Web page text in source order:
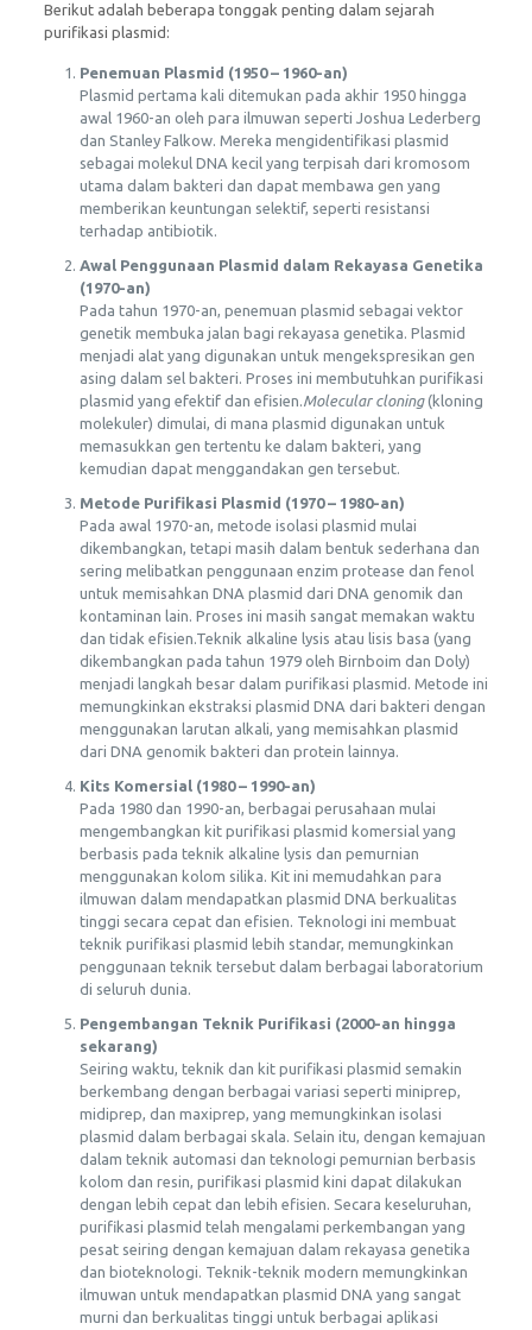
Berikut adalah beberapa tonggak penting dalam sejarah
purifikasi plasmid:
Penemuan Plasmid (1950 – 1960-an)
Plasmid pertama kali ditemukan pada akhir 1950 hingga
awal 1960-an oleh para ilmuwan seperti Joshua Lederberg
dan Stanley Falkow. Mereka mengidentifikasi plasmid
sebagai molekul DNA kecil yang terpisah dari kromosom
utama dalam bakteri dan dapat membawa gen yang
memberikan keuntungan selektif, seperti resistansi
terhadap antibiotik.
Awal Penggunaan Plasmid dalam Rekayasa Genetika
(1970-an)
Pada tahun 1970-an, penemuan plasmid sebagai vektor
genetik membuka jalan bagi rekayasa genetika. Plasmid
menjadi alat yang digunakan untuk mengekspresikan gen
asing dalam sel bakteri. Proses ini membutuhkan purifikasi
plasmid yang efektif dan efisien.Molecular cloning(kloning
molekuler) dimulai, di mana plasmid digunakan untuk
memasukkan gen tertentu ke dalam bakteri, yang
kemudian dapat menggandakan gen tersebut.
Metode Purifikasi Plasmid (1970 – 1980-an)
Pada awal 1970-an, metode isolasi plasmid mulai
dikembangkan, tetapi masih dalam bentuk sederhana dan
sering melibatkan penggunaan enzim protease dan fenol
untuk memisahkan DNA plasmid dari DNA genomik dan
kontaminan lain. Proses ini masih sangat memakan waktu
dan tidak efisien.Teknik alkaline lysis atau lisis basa (yang
dikembangkan pada tahun 1979 oleh Birnboim dan Doly)
menjadi langkah besar dalam purifikasi plasmid. Metode ini
memungkinkan ekstraksi plasmid DNA dari bakteri dengan
menggunakan larutan alkali, yang memisahkan plasmid
dari DNA genomik bakteri dan protein lainnya.
Kits Komersial (1980 – 1990-an)
Pada 1980 dan 1990-an, berbagai perusahaan mulai
mengembangkan kit purifikasi plasmid komersial yang
berbasis pada teknik alkaline lysis dan pemurnian
menggunakan kolom silika. Kit ini memudahkan para
ilmuwan dalam mendapatkan plasmid DNA berkualitas
tinggi secara cepat dan efisien. Teknologi ini membuat
teknik purifikasi plasmid lebih standar, memungkinkan
penggunaan teknik tersebut dalam berbagai laboratorium
di seluruh dunia.
Pengembangan Teknik Purifikasi (2000-an hingga
sekarang)
Seiring waktu, teknik dan kit purifikasi plasmid semakin
berkembang dengan berbagai variasi seperti miniprep,
midiprep, dan maxiprep, yang memungkinkan isolasi
plasmid dalam berbagai skala. Selain itu, dengan kemajuan
dalam teknik automasi dan teknologi pemurnian berbasis
kolom dan resin, purifikasi plasmid kini dapat dilakukan
dengan lebih cepat dan lebih efisien. Secara keseluruhan,
purifikasi plasmid telah mengalami perkembangan yang
pesat seiring dengan kemajuan dalam rekayasa genetika
dan bioteknologi. Teknik-teknik modern memungkinkan
ilmuwan untuk mendapatkan plasmid DNA yang sangat
murni dan berkualitas tinggi untuk berbagai aplikasi